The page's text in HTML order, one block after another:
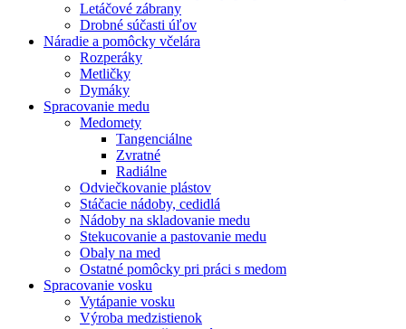
Letáčové zábrany
Drobné súčasti úľov
Náradie a pomôcky včelára
Rozperáky
Metličky
Dymáky
Spracovanie medu
Medomety
Tangenciálne
Zvratné
Radiálne
Odviečkovanie plástov
Stáčacie nádoby, cedidlá
Nádoby na skladovanie medu
Stekucovanie a pastovanie medu
Obaly na med
Ostatné pomôcky pri práci s medom
Spracovanie vosku
Vytápanie vosku
Výroba medzistienok